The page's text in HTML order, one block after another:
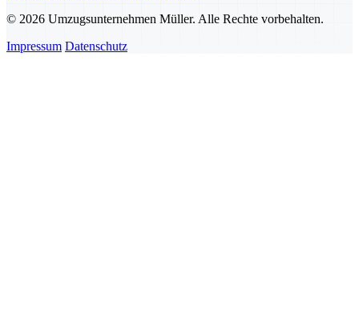
© 2026 Umzugsunternehmen Müller. Alle Rechte vorbehalten.
Impressum Datenschutz